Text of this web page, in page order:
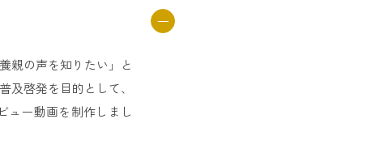
親の声を知りたい」と
啓発を目的として、
ュー動画を制作しまし